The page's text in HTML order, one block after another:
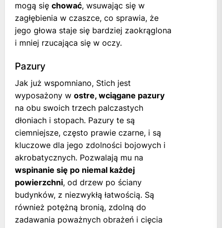
mogą się chować, wsuwając się w
zagłębienia w czaszce, co sprawia, że
jego głowa staje się bardziej zaokrąglona
i mniej rzucająca się w oczy.
Pazury
Jak już wspomniano, Stich jest
wyposażony w ostre, wciągane pazury
na obu swoich trzech palczastych
dłoniach i stopach. Pazury te są
ciemniejsze, często prawie czarne, i są
kluczowe dla jego zdolności bojowych i
akrobatycznych. Pozwalają mu na
wspinanie się po niemal każdej
powierzchni, od drzew po ściany
budynków, z niezwykłą łatwością. Są
również potężną bronią, zdolną do
zadawania poważnych obrażeń i cięcia